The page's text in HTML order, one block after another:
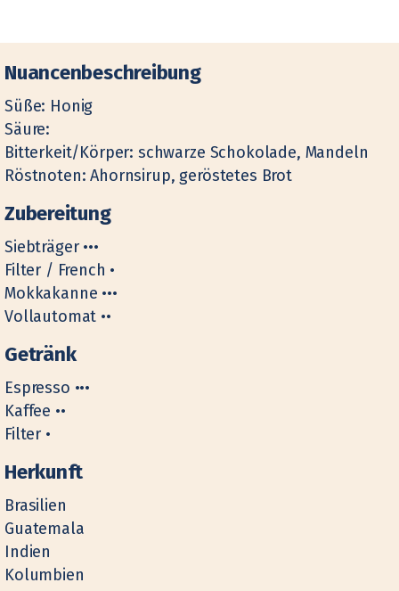
Nuancenbeschreibung
Süße: Honig
Säure:
Bitterkeit/Körper: schwarze Schokolade, Mandeln
Röstnoten: Ahornsirup, geröstetes Brot
Zubereitung
Siebträger •••
Filter / French •
Mokkakanne •••
Vollautomat ••
Getränk
Espresso •••
Kaffee ••
Filter •
Herkunft
Brasilien
Guatemala
Indien
Kolumbien